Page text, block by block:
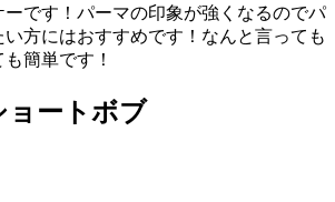
です！パーマの印象が強くなるのでパ
方にはおすすめです！なんと言っても
簡単です！
ョートボブ